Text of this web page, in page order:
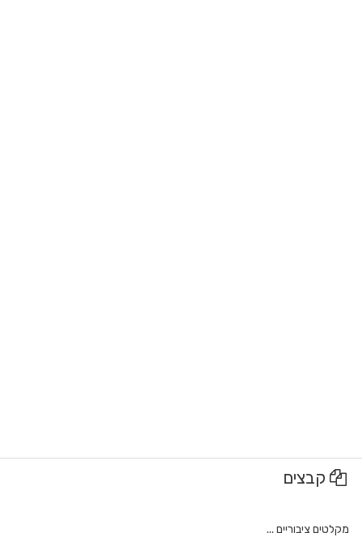
קבצים
מקלטים ציבוריים ...